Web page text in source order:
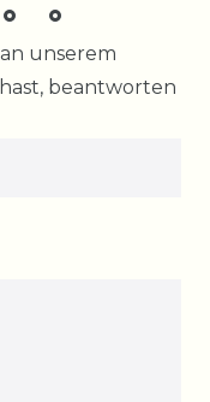
unserem
beantworten